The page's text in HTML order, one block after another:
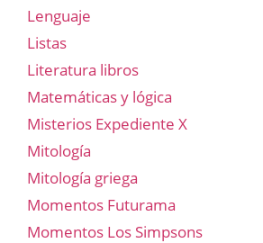
Lenguaje
Listas
Literatura libros
Matemáticas y lógica
Misterios Expediente X
Mitología
Mitología griega
Momentos Futurama
Momentos Los Simpsons